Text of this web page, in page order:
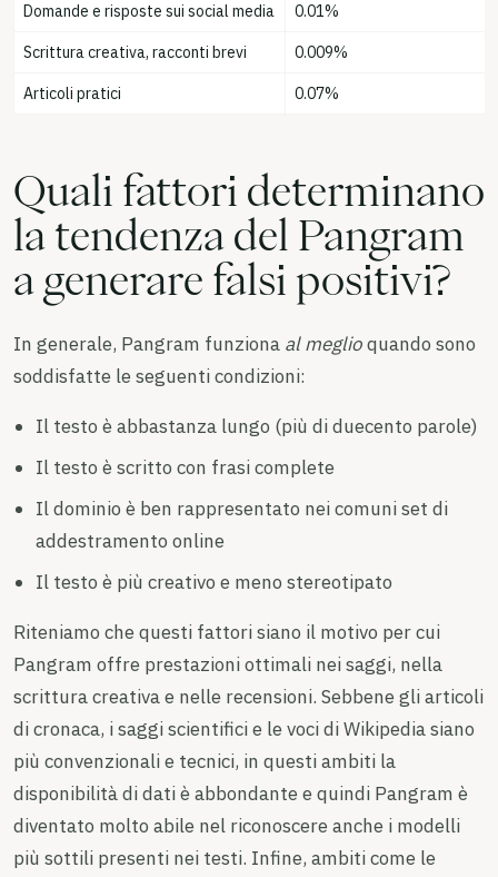
Domande e risposte sui social media 0.01%
Scrittura creativa, racconti brevi 0.009%
Articoli pratici 0.07%
Quali fattori determinano
la tendenza del Pangram
a generare falsi positivi?
In generale, Pangram funziona al meglioquando sono
soddisfatte le seguenti condizioni:
Il testo è abbastanza lungo (più di duecento parole)
Il testo è scritto con frasi complete
Il dominio è ben rappresentato nei comuni set di
addestramento online
Il testo è più creativo e meno stereotipato
Riteniamo che questi fattori siano il motivo per cui
Pangram offre prestazioni ottimali nei saggi, nella
scrittura creativa e nelle recensioni. Sebbene gli articoli
di cronaca, i saggi scientifici e le voci di Wikipedia siano
più convenzionali e tecnici, in questi ambiti la
disponibilità di dati è abbondante e quindi Pangram è
diventato molto abile nel riconoscere anche i modelli
più sottili presenti nei testi. Infine, ambiti come le